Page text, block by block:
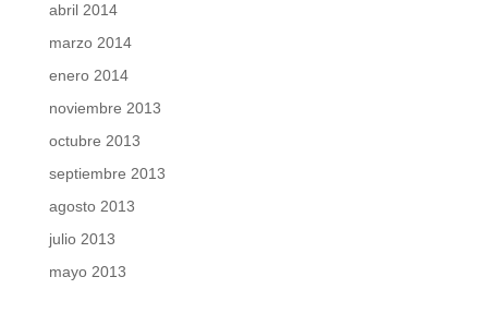
abril 2014
marzo 2014
enero 2014
noviembre 2013
octubre 2013
septiembre 2013
agosto 2013
julio 2013
mayo 2013